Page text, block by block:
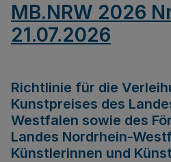
MB.NRW 2026
21.07.2026
Richtlinie für die
Kunstpreises des
Westfalen sowie des
Landes Nordrhein-
Künstlerinnen und